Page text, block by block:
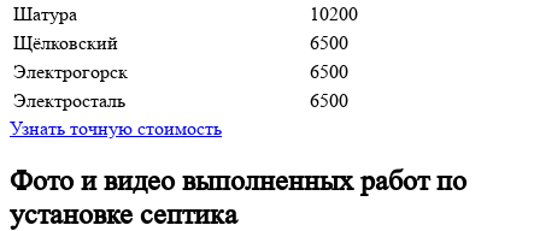
Шатура
10200
Щёлковский
6500
Электрогорск
6500
Электросталь
6500
Узнать точную стоимость
Фото и видео выполненных работ по
установке септика